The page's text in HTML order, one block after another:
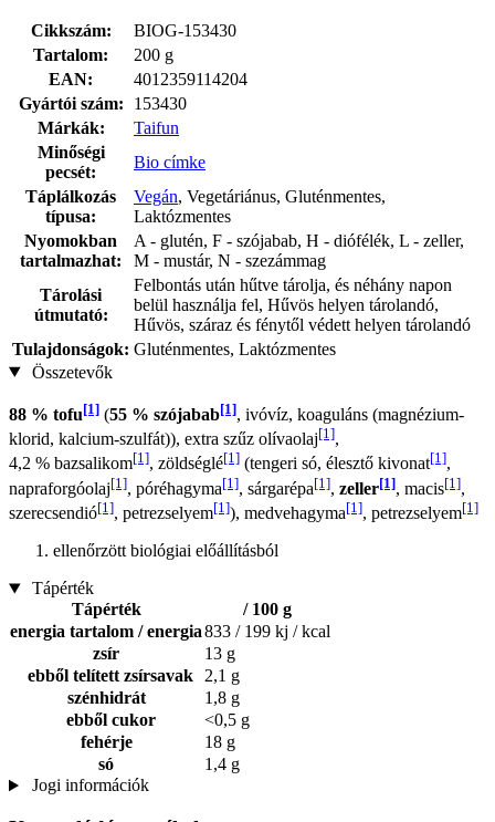
Cikkszám:
BIOG-153430
Tartalom:
200 g
EAN:
4012359114204
Gyártói szám:
153430
Márkák:
Taifun
Minőségi
pecsét:
Bio címke
Táplálkozás
típusa:
Vegán, Vegetáriánus, Gluténmentes,
Laktózmentes
Nyomokban
tartalmazhat:
A - glutén, F - szójabab, H - diófélék, L - zeller,
M - mustár, N - szezámmag
Tárolási
útmutató:
Felbontás után hűtve tárolja, és néhány napon
belül használja fel, Hűvös helyen tárolandó,
Hűvös, száraz és fénytől védett helyen tárolandó
Tulajdonságok: Gluténmentes, Laktózmentes
Összetevők
88 % tofu[1] (55 % szójabab[1], ivóvíz, koaguláns (magnézium-
klorid, kalcium-szulfát)), extra szűz olívaolaj[1],
4,2 % bazsalikom[1], zöldséglé[1] (tengeri só, élesztő kivonat[1],
napraforgóolaj[1], póréhagyma[1], sárgarépa[1], zeller[1], macis[1],
szerecsendió[1], petrezselyem[1]), medvehagyma[1], petrezselyem[1]
ellenőrzött biológiai előállításból
Tápérték
Tápérték
/ 100 g
energia tartalom / energia833 / 199 kj / kcal
zsír
13 g
ebből telített zsírsavak
2,1 g
szénhidrát
1,8 g
ebből cukor
<0,5 g
fehérje
18 g
só
1,4 g
Jogi információk